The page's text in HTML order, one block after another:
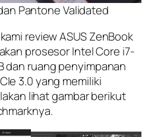
Pantone Validated
review ASUS ZenBook
prosesor Intel Core i7-
dan ruang penyimpanan
3.0 yang memiliki
lihat gambar berikut